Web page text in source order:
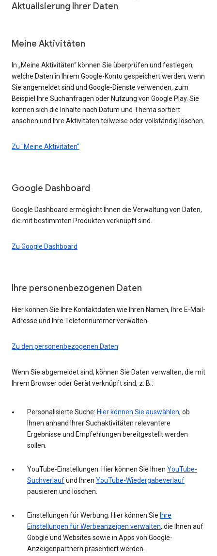
Aktualisierung Ihrer Daten
Meine Aktivitäten
In „Meine Aktivitäten“ können Sie überprüfen und festlegen,
welche Daten in Ihrem Google-Konto gespeichert werden, wenn
Sie angemeldet sind und Google-Dienste verwenden, zum
Beispiel Ihre Suchanfragen oder Nutzung von Google Play. Sie
können sich die Inhalte nach Datum und Thema sortiert
ansehen und Ihre Aktivitäten teilweise oder vollständig löschen.
Zu "Meine Aktivitäten"
Google Dashboard
Google Dashboard ermöglicht Ihnen die Verwaltung von Daten,
die mit bestimmten Produkten verknüpft sind.
Zu Google Dashboard
Ihre personenbezogenen Daten
Hier können Sie Ihre Kontaktdaten wie Ihren Namen, Ihre E-Mail-
Adresse und Ihre Telefonnummer verwalten.
Zu den personenbezogenen Daten
Wenn Sie abgemeldet sind, können Sie Daten verwalten, die mit
Ihrem Browser oder Gerät verknüpft sind, z. B.:
Personalisierte Suche: Hier können Sie auswählen, ob
Ihnen anhand Ihrer Suchaktivitäten relevantere
Ergebnisse und Empfehlungen bereitgestellt werden
sollen.
YouTube-Einstellungen: Hier können Sie Ihren YouTube-
Suchverlaufund Ihren YouTube-Wiedergabeverlauf
pausieren und löschen.
Einstellungen für Werbung: Hier können Sie Ihre
Einstellungen für Werbeanzeigen verwalten, die Ihnen auf
Google und Websites sowie in Apps von Google-
Anzeigenpartnern präsentiert werden.